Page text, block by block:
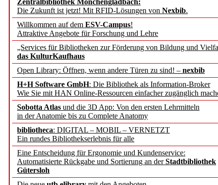
Zentralbibliothek Mönchengladbach:
Die Zukunft ist jetzt! Mit RFID-Lösungen von Nexbib.
Willkommen auf dem ESV-Campus!
Attraktive Angebote für Forschung und Lehre
„Services für Bibliotheken zur Förderung von Bildung und
das KulturKaufhaus
Open Library: Öffnen, wenn andere Türen zu sind! – nexbib
H+H Software GmbH: Die Bibliothek als Information-Broker
Wie Sie mit HAN Online-Ressourcen einfacher zugänglich
Sobotta Atlas und die 3D App: Von den ersten Lehrmitteln
in der Anatomie bis zu Complete Anatomy
bibliotheca: DIGITAL – MOBIL – VERNETZT
Ein rundes Bibliothekserlebnis für alle
Eine Entscheidung für Ergonomie und Kundenservice:
Automatisierte Rückgabe und Sortierung an derStadtbibliothek
Gütersloh
konstruktiv!
Mohr Siebeck
und die Zeitschrift für
Francke Attempto
EBSCO Information
Recherchefunktionen in
Sorbisches Institut neu